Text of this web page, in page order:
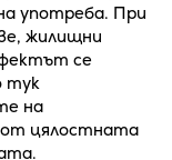
употреба. При
жилищни
се
тук
на
цялостната